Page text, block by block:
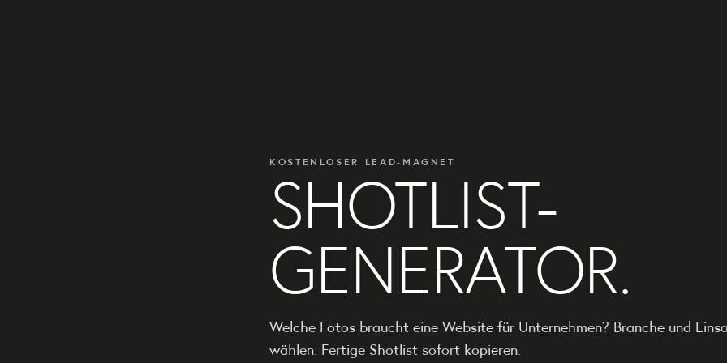
KOSTENLOSER LEAD-MAGNET
SHOTLIST-
GENERATOR.
Welche Fotos braucht eine Website für Unternehmen? Branche und
wählen. Fertige Shotlist sofort kopieren.